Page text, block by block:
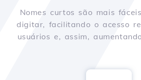
Nomes curtos são mais
digitar, facilitando o acesso
usuários e, assim,